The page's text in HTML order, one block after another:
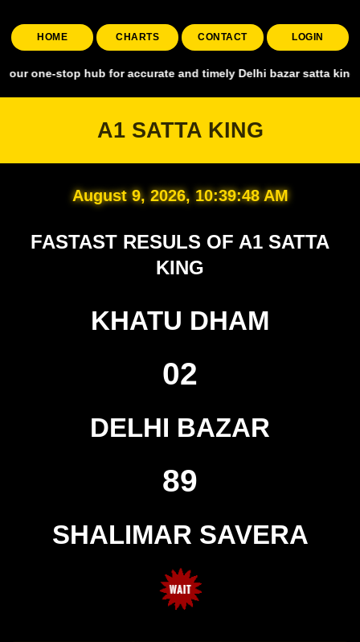
HOME CHARTS CONTACT LOGIN
hub for accurate and timely Delhi bazar satta king,
A1 SATTA KING
August 9, 2026, 10:39:49 AM
FASTAST RESULS OF A1 SATTA
KING
KHATU DHAM
02
DELHI BAZAR
89
SHALIMAR SAVERA